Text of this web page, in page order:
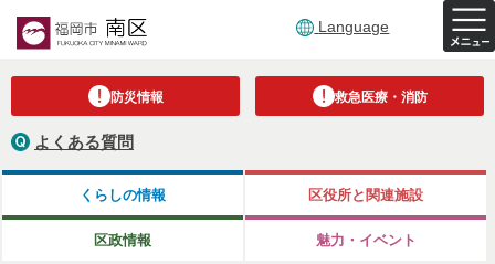
Language
防災情報 救急医療・消防
よくある質問
くらしの情報 区役所と関連施設
区政情報 魅力・イベント